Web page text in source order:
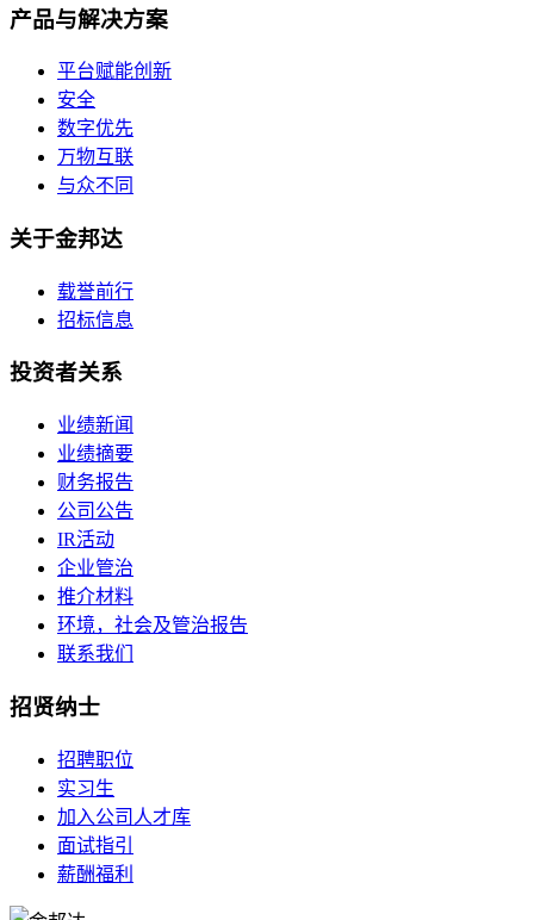
航
产品与解决方案
平台赋能创新
安全
数字优先
万物互联
与众不同
关于金邦达
载誉前行
招标信息
投资者关系
业绩新闻
业绩摘要
财务报告
公司公告
IR活动
企业管治
推介材料
环境，社会及管治报告
联系我们
招贤纳士
招聘职位
实习生
加入公司人才库
面试指引
薪酬福利